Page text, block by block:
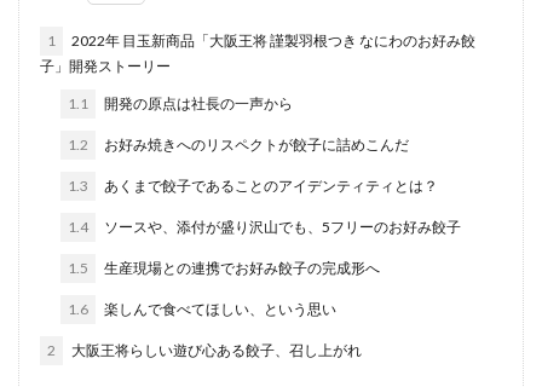
1
2022年 目玉新商品「大阪王将 謹製羽根つき なにわのお好み餃
子」開発ストーリー
1.1 開発の原点は社長の一声から
1.2 お好み焼きへのリスペクトが餃子に詰めこんだ
1.3 あくまで餃子であることのアイデンティティとは？
1.4 ソースや、添付が盛り沢山でも、5フリーのお好み餃子
1.5 生産現場との連携でお好み餃子の完成形へ
1.6 楽しんで食べてほしい、という思い
2 大阪王将らしい遊び心ある餃子、召し上がれ